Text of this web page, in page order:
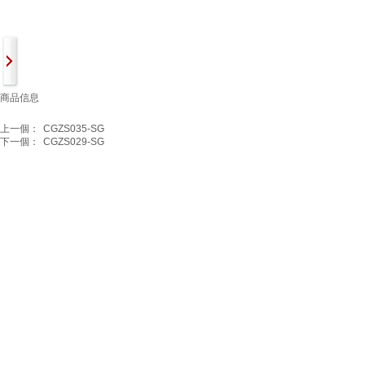
商品信息
上一個：
CGZS035-SG
下一個：
CGZS029-SG